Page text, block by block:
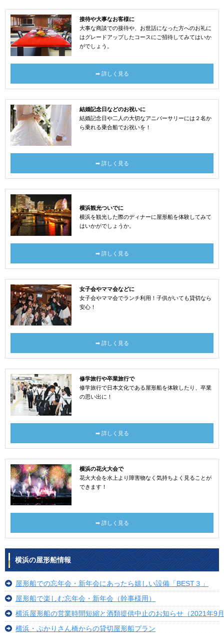
接待や大事なお客様に
大事な商談での接待や、お世話になった方へのお礼に
はグレードアップしたコースにご招待してみてはいか
がでしょう。
➡ 詳しく見る
結婚記念日などのお祝いに
結婚記念日や二人の大切なアニバーサリーには２名か
ら乗れる乗合船でお祝いを！
➡ 詳しく見る
横浜観光ついでに
横浜を観光した際のディナーに屋形船を体験してみて
はいかがでしょうか。
➡ 詳しく見る
女子会やママ会などに
女子会やママ会でランチ利用！子供がいても貸切なら
安心！
➡ 詳しく見る
修学旅行や卒業旅行で
修学旅行で日本文化である屋形船を体験したり、卒業
の思い出に！
➡ 詳しく見る
横浜の花火大会で
花火大会を水上より障害物なく気持ちよく見ることが
できます！
➡ 詳しく見る
横浜の屋形船情報
屋形船での忘年会・新年会にあったら嬉しい設備「BEST３」
屋形船で楽しむ忘年会・新年会（幹事様用）
横浜屋形船の営業時間短縮と酒類提供中止のお知らせ（2021年9
横浜・ぷかりさん橋からの貸切屋形船プラン